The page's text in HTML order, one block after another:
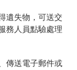
遺失物，可送交
務人員點驗處理
傳送電子郵件或